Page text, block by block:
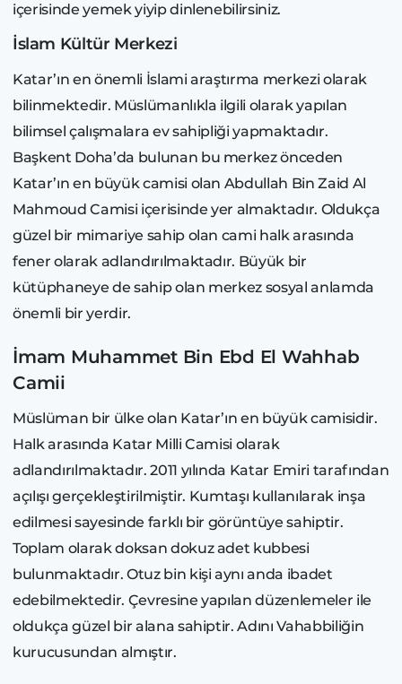
içerisinde yemek yiyip dinlenebilirsiniz.
İslam Kültür Merkezi
Katar’ın en önemli İslami araştırma merkezi olarak
bilinmektedir. Müslümanlıkla ilgili olarak yapılan
bilimsel çalışmalara ev sahipliği yapmaktadır.
Başkent Doha’da bulunan bu merkez önceden
Katar’ın en büyük camisi olan Abdullah Bin Zaid Al
Mahmoud Camisi içerisinde yer almaktadır. Oldukça
güzel bir mimariye sahip olan cami halk arasında
fener olarak adlandırılmaktadır. Büyük bir
kütüphaneye de sahip olan merkez sosyal anlamda
önemli bir yerdir.
İmam Muhammet Bin Ebd El Wahhab
Camii
Müslüman bir ülke olan Katar’ın en büyük camisidir.
Halk arasında Katar Milli Camisi olarak
adlandırılmaktadır. 2011 yılında Katar Emiri tarafından
açılışı gerçekleştirilmiştir. Kumtaşı kullanılarak inşa
edilmesi sayesinde farklı bir görüntüye sahiptir.
Toplam olarak doksan dokuz adet kubbesi
bulunmaktadır. Otuz bin kişi aynı anda ibadet
edebilmektedir. Çevresine yapılan düzenlemeler ile
oldukça güzel bir alana sahiptir. Adını Vahabbiliğin
kurucusundan almıştır.